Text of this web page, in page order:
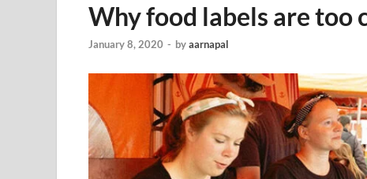
Why food labels are too
January 8, 2020 - byaarnapal